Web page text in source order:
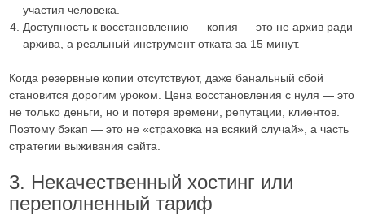
участия человека.
Доступность к восстановлению — копия — это не архив ради
архива, а реальный инструмент отката за 15 минут.
Когда резервные копии отсутствуют, даже банальный сбой
становится дорогим уроком. Цена восстановления с нуля — это
не только деньги, но и потеря времени, репутации, клиентов.
Поэтому бэкап — это не «страховка на всякий случай», а часть
стратегии выживания сайта.
3. Некачественный хостинг или
переполненный тариф